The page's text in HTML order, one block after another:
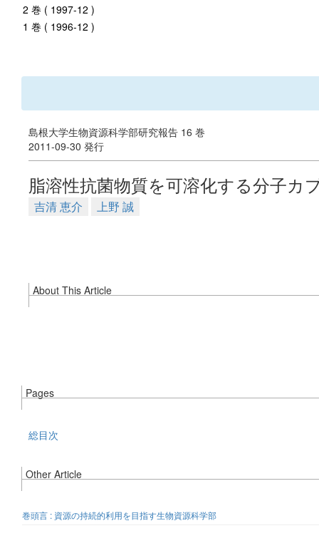
2 巻 ( 1997-12 )
1 巻 ( 1996-12 )
島根大学生物資源科学部研究報告 16 巻
2011-09-30 発行
脂溶性抗菌物質を可溶化する分子カ
吉清 恵介 上野 誠
About This Article
Pages
総目次
Other Article
巻頭言 : 資源の持続的利用を目指す生物資源科学部